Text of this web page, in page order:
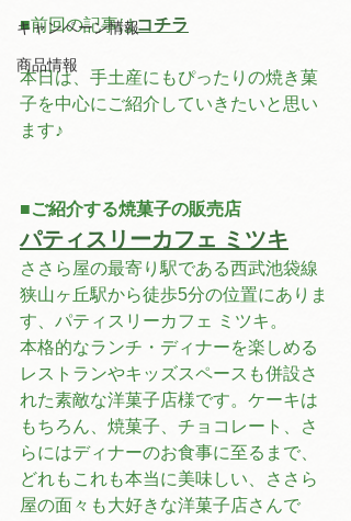
キャンペーン情報
商品情報
■前回の記事はコチラ
本日は、手土産にもぴったりの焼き菓
子を中心にご紹介していきたいと思い
ます♪
■ご紹介する焼菓子の販売店
パティスリーカフェ ミツキ
ささら屋の最寄り駅である西武池袋線
狭山ヶ丘駅から徒歩5分の位置にありま
す、パティスリーカフェ ミツキ。
本格的なランチ・ディナーを楽しめる
レストランやキッズスペースも併設さ
れた素敵な洋菓子店様です。ケーキは
もちろん、焼菓子、チョコレート、さ
らにはディナーのお食事に至るまで、
どれもこれも本当に美味しい、ささら
屋の面々も大好きな洋菓子店さんで